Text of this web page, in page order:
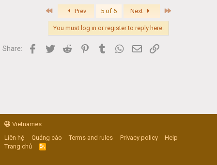
First Prev 5 of 6 Next
You must log in or register to reply here.
Share: Facebook
Twitter Reddit PinterestTumblr WhatsApp
Email
Vietnames
Liên hệ
Quảng cáo Terms and rules Privacy policy
Help
Trang chủ
R
S